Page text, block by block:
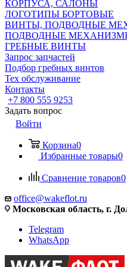
КОРПУСА, САЛОНЫ
ЛОГОТИПЫ БОРТОВЫЕ
ВИНТЫ, ПОДВОДНЫЕ
ПОДВОДНЫЕ
ГРЕБНЫЕ ВИНТЫ
Запрос запчастей
Подбор гребных винтов
Тех обслуживание
Контакты
+7 800 555 9253
Задать вопрос
Войти
Корзина0
Избранные товары0
Сравнение товаров0
office@wakeflot.ru
Московская область, г.
Telegram
WhatsApp